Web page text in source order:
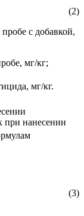
(2)
с добавкой,
мг/кг;
мг/кг.
при нанесении
(3)